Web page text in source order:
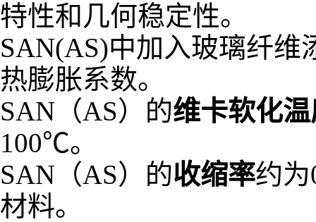
特性和几何稳定性。
SAN(AS)中加入玻璃纤
热膨胀系数。
SAN（AS）的维卡软化
100℃。
SAN（AS）的收缩率约
材料。